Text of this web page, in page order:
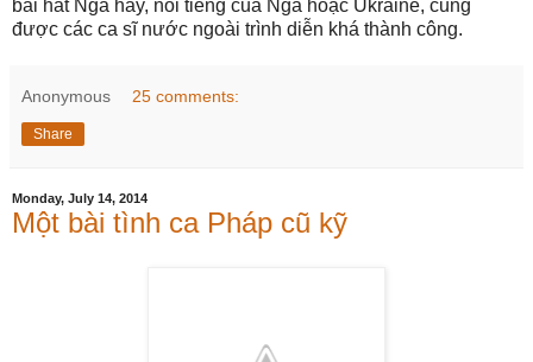
bài hát Nga hay, nổi tiếng của Nga hoặc Ukraine, cũng
được các ca sĩ nước ngoài trình diễn khá thành công.
Anonymous 25 comments:
Share
Monday, July 14, 2014
Một bài tình ca Pháp cũ kỹ